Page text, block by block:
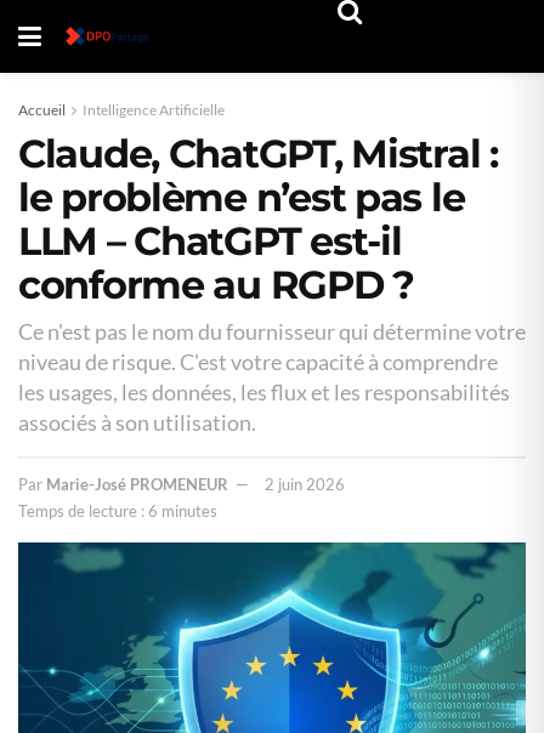
Accueil Intelligence Artificielle
Claude, ChatGPT, Mistral :
le problème n’est pas le
LLM – ChatGPT est-il
conforme au RGPD ?
Ce n'est pas le nom du fournisseur qui détermine votre
niveau de risque. C'est votre capacité à comprendre
les usages, les données, les flux et les responsabilités
associés à son utilisation.
Par Marie-José PROMENEUR
2 juin 2026
Temps de lecture : 6 minutes